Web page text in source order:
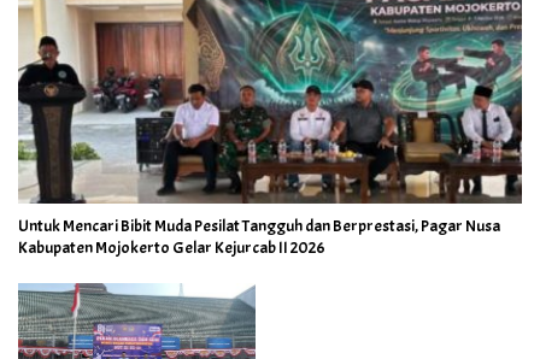
Untuk Mencari Bibit Muda Pesilat Tangguh dan Berprestasi, Pagar Nusa
Kabupaten Mojokerto Gelar Kejurcab II 2026